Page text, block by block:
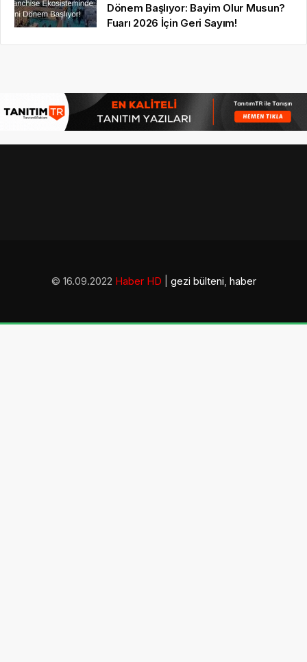
Dönem Başlıyor: Bayim Olur Musun?
Fuarı 2026 İçin Geri Sayım!
© 16.09.2022 Haber HD gezi bülteni, haber